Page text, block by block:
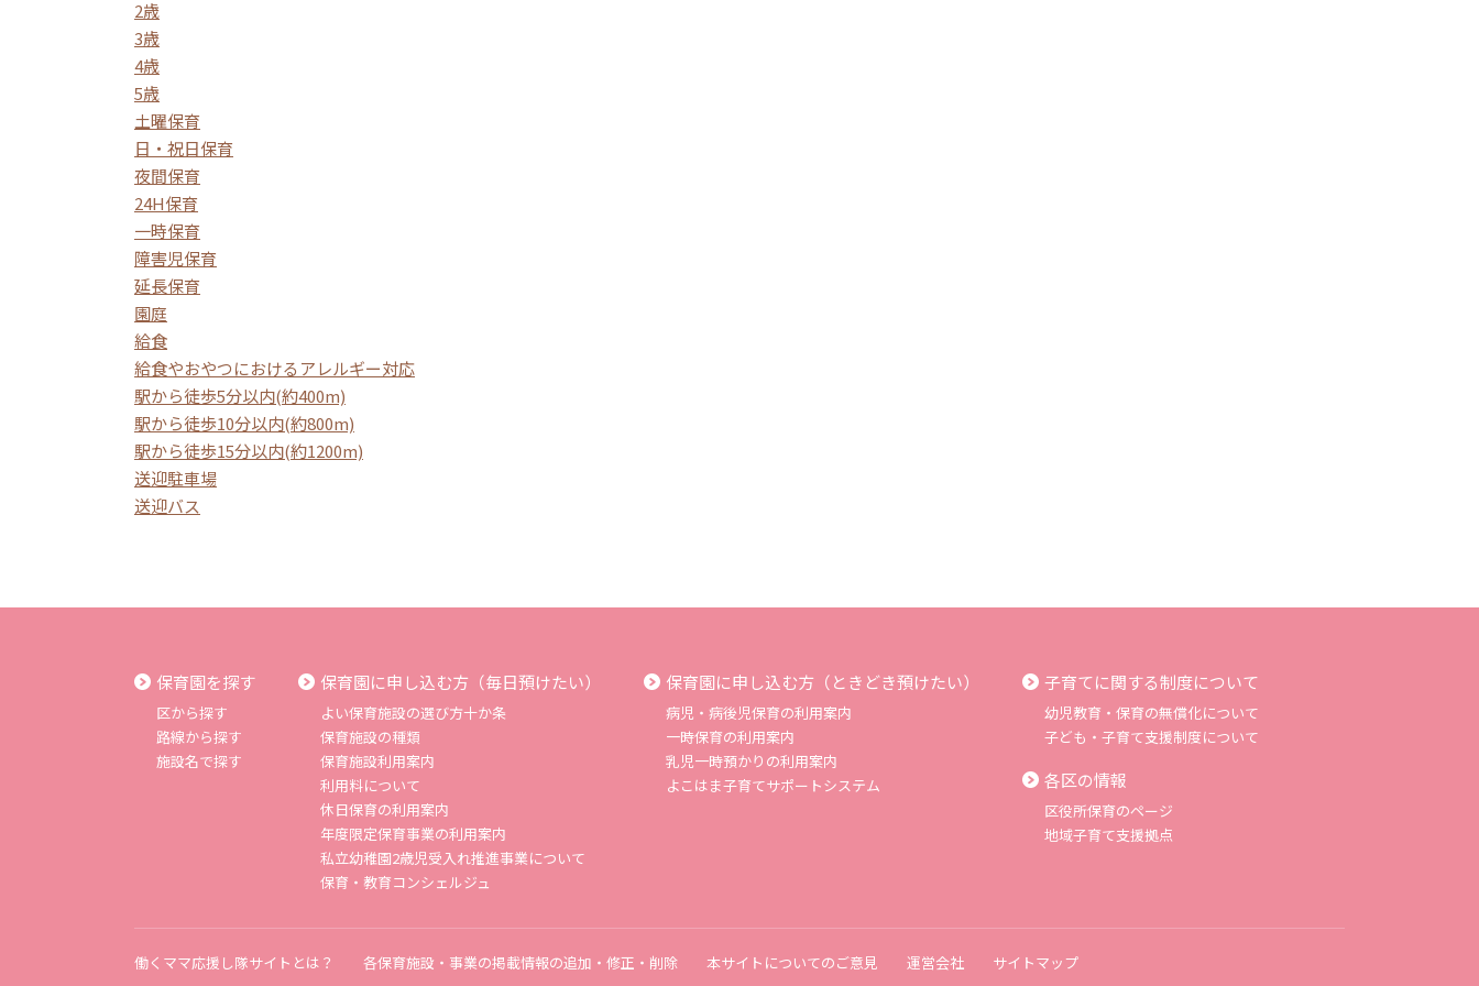
2歳
3歳
4歳
5歳
土曜保育
日・祝日保育
夜間保育
24H保育
一時保育
障害児保育
延長保育
園庭
給食
給食やおやつにおけるアレルギー対応
駅から徒歩5分以内(約400m)
駅から徒歩10分以内(約800m)
駅から徒歩15分以内(約1200m)
送迎駐車場
送迎バス
保育園を探す
区から探す
路線から探す
施設名で探す
保育園に申し込む方（毎日預けたい）
よい保育施設の選び方十か条
保育施設の種類
保育施設利用案内
利用料について
休日保育の利用案内
年度限定保育事業の利用案内
私立幼稚園2歳児受入れ推進事業について
保育・教育コンシェルジュ
保育園に申し込む方（ときどき預けたい）
病児・病後児保育の利用案内
一時保育の利用案内
乳児一時預かりの利用案内
よこはま子育てサポートシステム
子育てに関する制度について
幼児教育・保育の無償化について
子ども・子育て支援制度について
各区の情報
区役所保育のページ
地域子育て支援拠点
働くママ応援し隊サイトとは？ 各保育施設・事業の掲載情報の追加・修正・削除 本サイトについてのご意見 運営会社 サイトマップ